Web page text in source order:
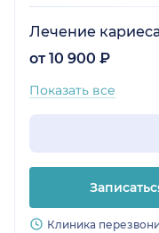
Лечение
от 10 900 ₽
Показать все
Клиника